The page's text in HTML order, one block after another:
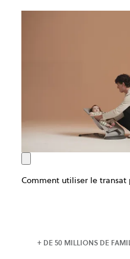
Comment utiliser le transat
+ DE 50 MILLIONS DE